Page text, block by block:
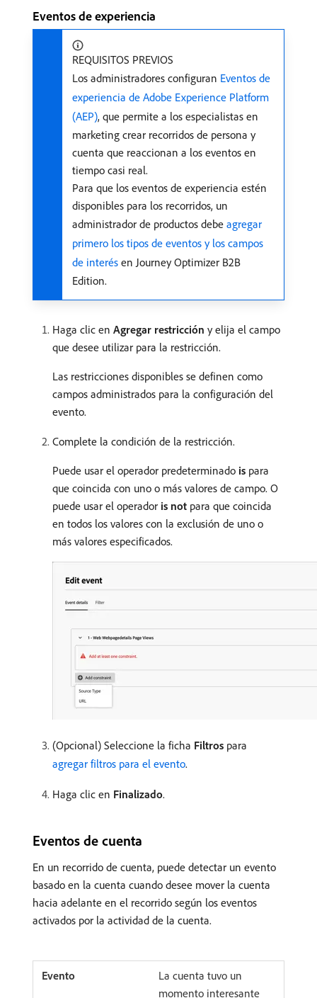
Eventos de experiencia
REQUISITOS PREVIOS
Los administradores configuran Eventos de
experiencia de Adobe Experience Platform
(AEP), que permite a los especialistas en
marketing crear recorridos de persona y
cuenta que reaccionan a los eventos en
tiempo casi real.
Para que los eventos de experiencia estén
disponibles para los recorridos, un
administrador de productos debe agregar
primero los tipos de eventos y los campos
de interés en Journey Optimizer B2B
Edition.
Haga clic en Agregar restricción y elija el campo
que desee utilizar para la restricción.
Las restricciones disponibles se definen como
campos administrados para la configuración del
evento.
Complete la condición de la restricción.
Puede usar el operador predeterminado is para
que coincida con uno o más valores de campo. O
puede usar el operador is not para que coincida
en todos los valores con la exclusión de uno o
más valores especificados.
(Opcional) Seleccione la ficha Filtros para
agregar filtros para el evento.
Haga clic en Finalizado.
Eventos de cuenta
En un recorrido de cuenta, puede detectar un evento
basado en la cuenta cuando desee mover la cuenta
hacia adelante en el recorrido según los eventos
activados por la actividad de la cuenta.
La cuenta tuvo un
momento interesante